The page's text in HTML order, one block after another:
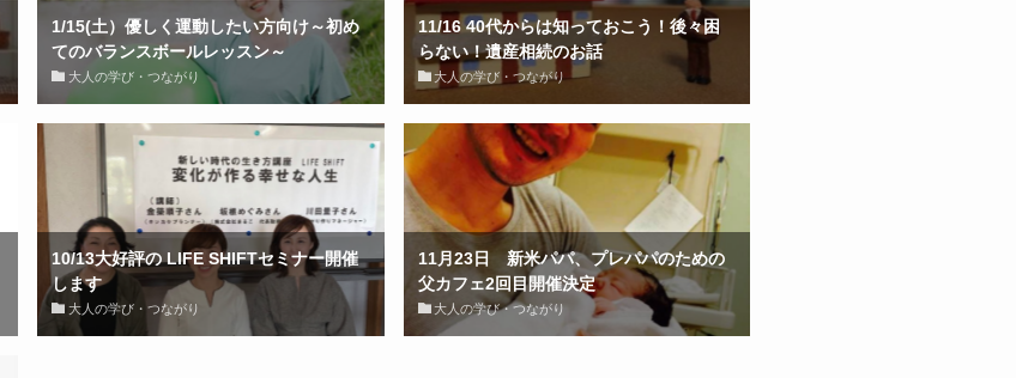
1/15(土）優しく運動したい方向け～初め
てのバランスボールレッスン～
大人の学び・つながり
11/16 40代からは知っておこう！後々困
らない！遺産相続のお話
大人の学び・つながり
10/13大好評の LIFE SHIFTセミナー開催
します
大人の学び・つながり
11月23日 新米パパ、プレパパのための
父カフェ2回目開催決定
大人の学び・つながり